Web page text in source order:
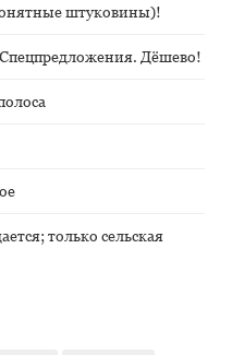
штуковины)!
Дёшево!
только сельская